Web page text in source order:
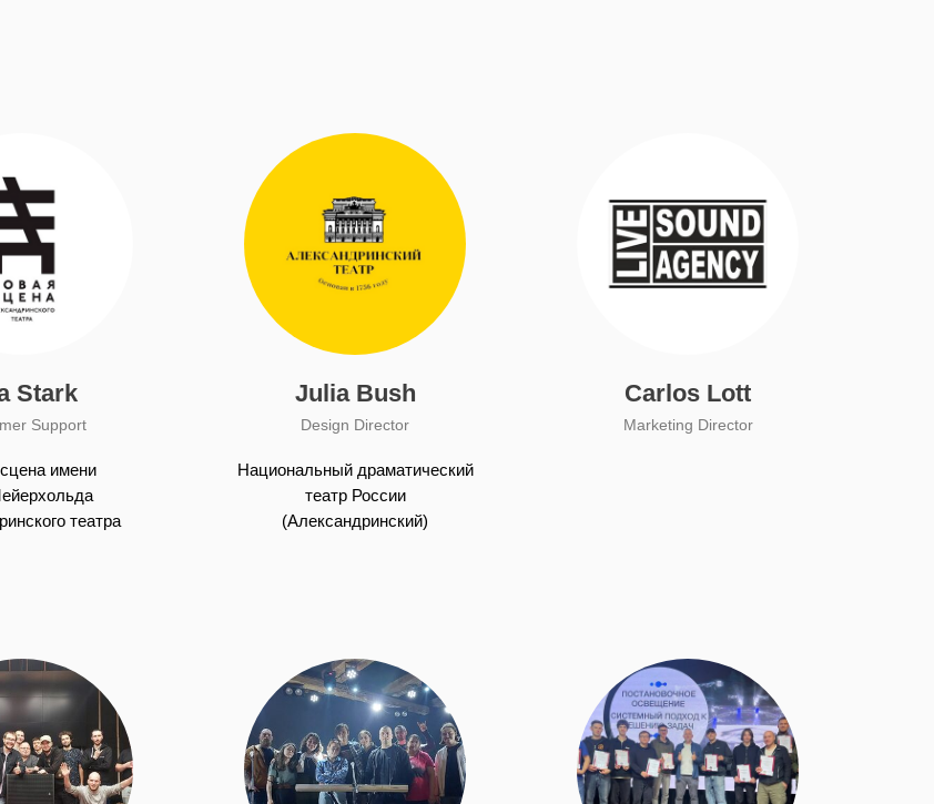
Stark
Support
имени
театра
Julia Bush
Design Director
Национальный драматический
театр России
(Александринский)
Carlos Lott
Marketing Director